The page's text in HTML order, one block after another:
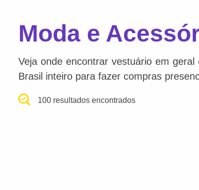
Moda e
Veja onde encontrar vestuário em
Brasil inteiro para fazer compras
100 resultados encontrados